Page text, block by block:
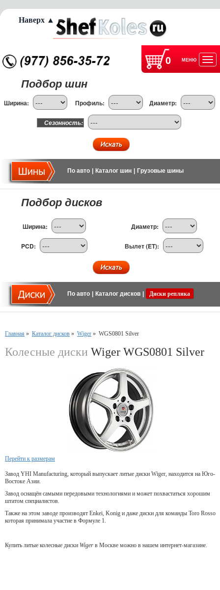
0 МЕНЮ
Подбор шин
Ширина: Профиль: Диаметр:
Сезонность:
По авто Каталог шин Грузовые шины
Подбор дисков
Ширина: Диаметр:
PCD: Вылет (ET):
По авто Каталог дисков Диски реплика
Главная » Каталог дисков » Wiger » WGS0801 Silver
Колесные диски Wiger WGS0801 Silver
Перейти к размерам
Завод YHI Manufacturing, который выпускает литые диски Wiger, находится на Юго-
Востоке Азии.
Завод оснащён самыми передовыми технологиями и может похвастаться хорошим
штатом специалистов.
Также на этом заводе производят Enkei, Konig и даже диски для команды Toro Rosso
которая принимала участие в Формуле 1.
Купить литые колесные диски Wiger в Москве можно в нашем интернет-магазине.
Наверх ▲